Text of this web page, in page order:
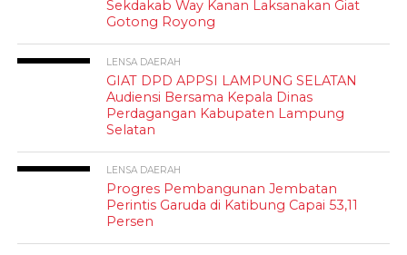
Sekdakab Way Kanan Laksanakan Giat
Gotong Royong
LENSA DAERAH
GIAT DPD APPSI LAMPUNG SELATAN
Audiensi Bersama Kepala Dinas
Perdagangan Kabupaten Lampung
Selatan
LENSA DAERAH
Progres Pembangunan Jembatan
Perintis Garuda di Katibung Capai 53,11
Persen